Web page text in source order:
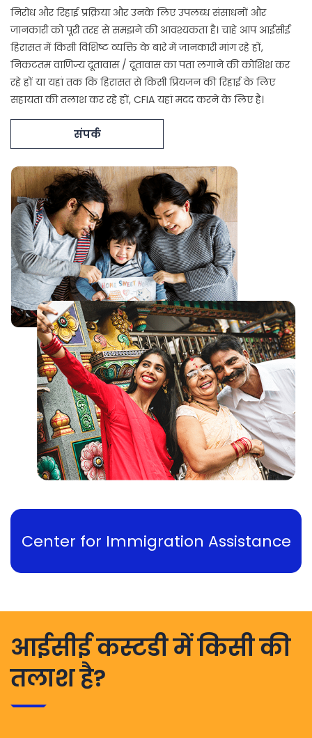
निरोध और रिहाई प्रक्रिया और उनके लिए उपलब्ध संसाधनों और
जानकारी को पूरी तरह से समझने की आवश्यकता है। चाहे आप आईसीई
हिरासत में किसी विशिष्ट व्यक्ति के बारे में जानकारी मांग रहे हों,
निकटतम वाणिज्य दूतावास / दूतावास का पता लगाने की कोशिश कर
रहे हों या यहां तक ​​कि हिरासत से किसी प्रियजन की रिहाई के लिए
सहायता की तलाश कर रहे हों, CFIA यहां मदद करने के लिए है।
संपर्क
Center for Immigration Assistance
आईसीई कस्टडी में किसी की
तलाश है?